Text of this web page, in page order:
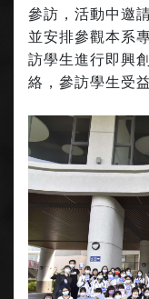
參訪，活動中邀
並安排參觀本系
訪學生進行即興
絡，參訪學生受